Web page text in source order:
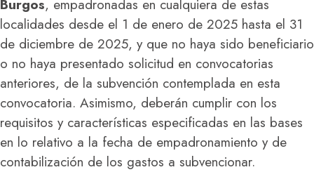
Burgos, empadronadas en cualquiera de estas
localidades desde el 1 de enero de 2025 hasta el 31
de diciembre de 2025, y que no haya sido beneficiario
o no haya presentado solicitud en convocatorias
anteriores, de la subvención contemplada en esta
convocatoria. Asimismo, deberán cumplir con los
requisitos y características especificadas en las bases
en lo relativo a la fecha de empadronamiento y de
contabilización de los gastos a subvencionar.